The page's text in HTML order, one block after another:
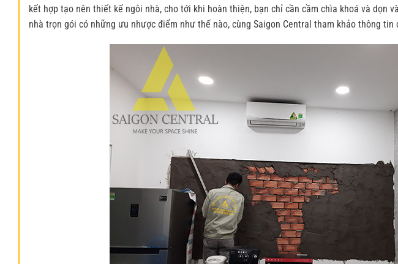
kết hợp tạo nên thiết kế ngôi nhà, cho tới khi hoàn thiện, bạn chỉ cần cầm chìa khoá và dọn
nhà trọn gói có những ưu nhược điểm như thế nào, cùng Saigon Central tham khảo thông tin